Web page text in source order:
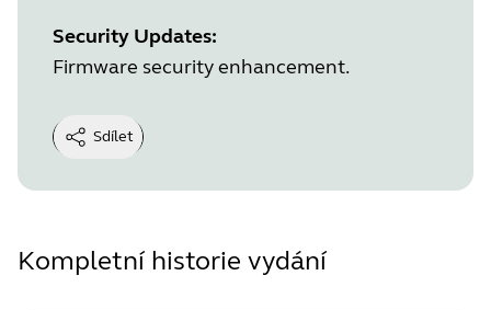
Security Updates:
Firmware security enhancement.
Sdílet
Kompletní historie vydání